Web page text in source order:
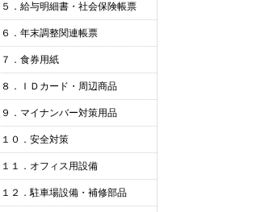
５．給与明細書・社会保険帳票
６．年末調整関連帳票
７．食券用紙
８．ＩＤカード・周辺商品
９．マイナンバー対策用品
１０．安全対策
１１．オフィス用設備
１２．駐車場設備・補修部品